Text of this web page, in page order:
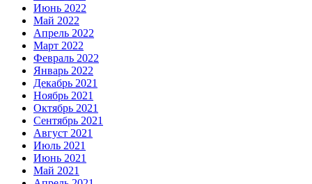
Июнь 2022
Май 2022
Апрель 2022
Март 2022
Февраль 2022
Январь 2022
Декабрь 2021
Ноябрь 2021
Октябрь 2021
Сентябрь 2021
Август 2021
Июль 2021
Июнь 2021
Май 2021